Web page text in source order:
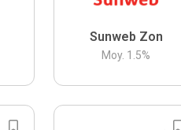
Sunweb Zon
Moy. 1.5%